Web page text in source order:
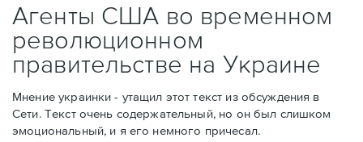
Агенты США во временном
революционном
правительстве на Украине
Мнение украинки - утащил этот текст из обсуждения в
Сети. Текст очень содержательный, но он был слишком
эмоциональный, и я его немного причесал.